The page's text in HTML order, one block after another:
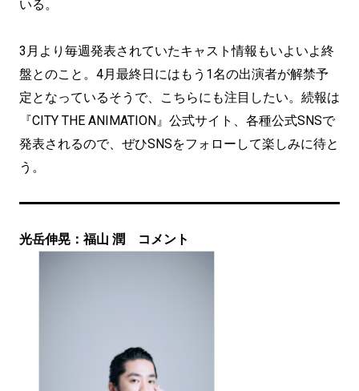
いる。
3月より毎週発表されていたキャスト情報もいよいよ終
盤とのこと。4月最終日にはもう1名の出演者が解禁予
定となっているそうで、こちらにも注目したい。続報は
『CITY THE ANIMATION』公式サイト、各種公式SNSで
発表されるので、ぜひSNSをフォローして楽しみに待と
う。
光岳伸晃：福山 潤 コメント